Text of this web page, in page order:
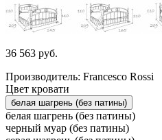
36 563 руб.
Производитель: Francesco Rossi
Цвет кровати
белая шагрень (без патины)
белая шагрень (без патины)
черный муар (без патины)